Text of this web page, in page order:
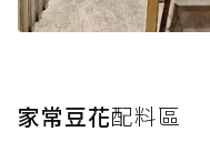
家常豆花配料區